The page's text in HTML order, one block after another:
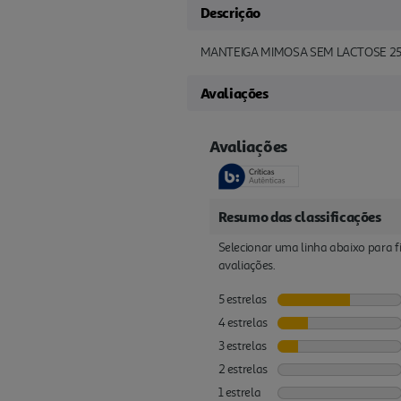
Descrição
MANTEIGA MIMOSA SEM LACTOSE
Avaliações